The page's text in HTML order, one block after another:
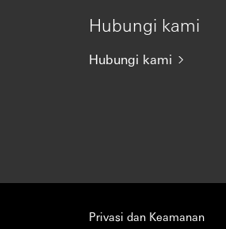
Hubungi kami
Hubungi kami
Privasi dan Keamanan